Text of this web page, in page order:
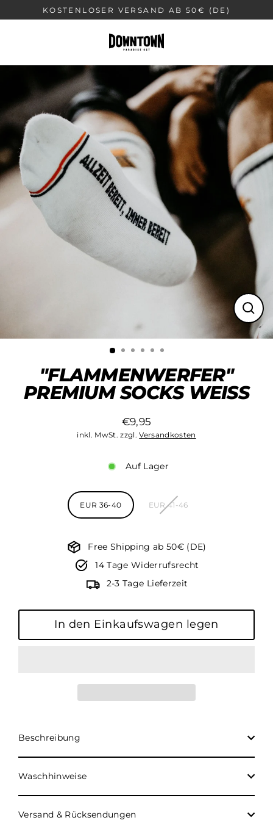
zum
KOSTENLOSER VERSAND AB 50€ (DE)
(Esc)
"FLAMMENWERFER"
PREMIUM SOCKS WEISS
Normaler
Preis
€9,95
inkl. MwSt. zzgl.Versandkosten
Auf Lager
EUR 36-40 EUR 41-46
Free Shipping ab 50€ (DE)
14 Tage Widerrufsrecht
2-3 Tage Lieferzeit
In den Einkaufswagen legen
Beschreibung
Waschhinweise
Versand & Rücksendungen